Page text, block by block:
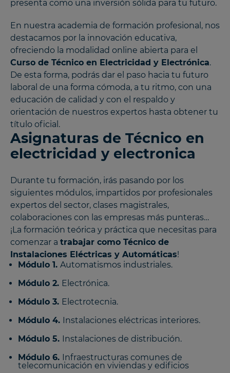
presenta como una inversión sólida para tu futuro.
En nuestra academia de formación profesional, nos
destacamos por la innovación educativa,
ofreciendo la modalidad online abierta para el
Curso de Técnico en Electricidad y Electrónica.
De esta forma, podrás dar el paso hacia tu futuro
laboral de una forma cómoda, a tu ritmo, con una
educación de calidad y con el respaldo y
orientación de nuestros expertos hasta obtener tu
título oficial.
Asignaturas de Técnico en
electricidad y electronica
Durante tu formación, irás pasando por los
siguientes módulos, impartidos por profesionales
expertos del sector, clases magistrales,
colaboraciones con las empresas más punteras…
¡La formación teórica y práctica que necesitas para
comenzar a trabajar como Técnico de
Instalaciones Eléctricas y Automáticas!
Módulo 1. Automatismos industriales.
Módulo 2. Electrónica.
Módulo 3. Electrotecnia.
Módulo 4. Instalaciones eléctricas interiores.
Módulo 5. Instalaciones de distribución.
Módulo 6. Infraestructuras comunes de
telecomunicación en viviendas y edificios